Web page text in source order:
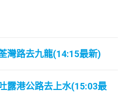
灣路去九龍(14:15最新)
露港公路去上水(15:03最